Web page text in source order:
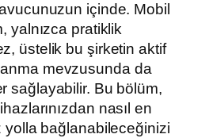
içinde. Mobil
yalnızca pratiklik
üstelik bu şirketin aktif
mevzusunda da
sağlayabilir. Bu bölüm,
nasıl en
yolla bağlanabileceğinizi